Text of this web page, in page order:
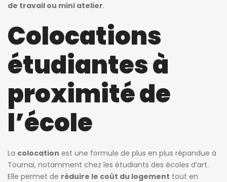
de travail ou mini atelier.
Colocations
étudiantes à
proximité de
l’école
La colocation est une formule de plus en plus répandue à
Tournai, notamment chez les étudiants des écoles d’art.
Elle permet de réduire le coût du logement tout en